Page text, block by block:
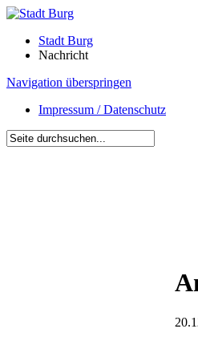
Stadt Burg
Nachricht
Navigation überspringen
Impressum / Datenschutz